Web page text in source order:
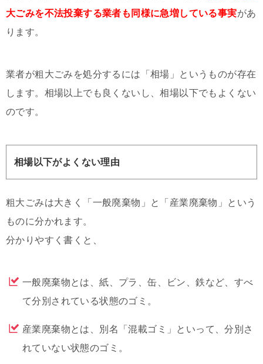
大ごみを不法投棄する業者も同様に急増している事実があ
ります。
業者が粗大ごみを処分するには「相場」というものが存在
します。相場以上でも良くないし、相場以下でもよくない
のです。
相場以下がよくない理由
粗大ごみは大きく「一般廃棄物」と「産業廃棄物」という
ものに分かれます。
分かりやすく書くと、
一般廃棄物とは、紙、プラ、缶、ビン、鉄など、すべ
て分別されている状態のゴミ。
産業廃棄物とは、別名「混載ゴミ」といって、分別さ
れていない状態のゴミ。